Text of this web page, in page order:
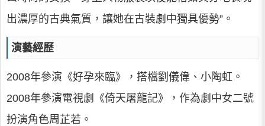
出濃厚的古典氣質，讓她在古裝劇中獨具優勢”。
演藝經歷
2008年參演《好孕來臨》，搭檔劉儀偉、小陶虹。
2008年參演電視劇《倚天屠龍記》，作為劇中女二號
扮演角色周芷若。